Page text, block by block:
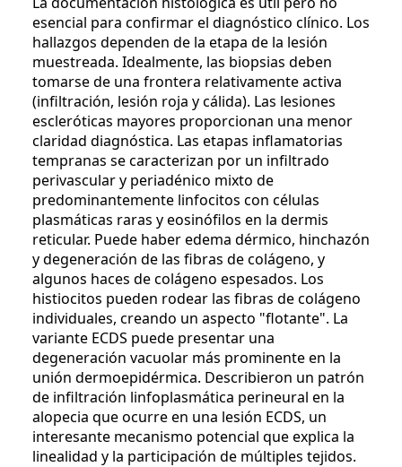
esencial para confirmar el diagnóstico clínico. Los
hallazgos dependen de la etapa de la lesión
muestreada. Idealmente, las biopsias deben
tomarse de una frontera relativamente activa
(infiltración, lesión roja y cálida). Las lesiones
escleróticas mayores proporcionan una menor
claridad diagnóstica. Las etapas inflamatorias
tempranas se caracterizan por un infiltrado
perivascular y periadénico mixto de
predominantemente linfocitos con células
plasmáticas raras y eosinófilos en la dermis
reticular. Puede haber edema dérmico, hinchazón
y degeneración de las fibras de colágeno, y
algunos haces de colágeno espesados. Los
histiocitos pueden rodear las fibras de colágeno
individuales, creando un aspecto "flotante". La
variante ECDS puede presentar una
degeneración vacuolar más prominente en la
unión dermoepidérmica. Describieron un patrón
de infiltración linfoplasmática perineural en la
alopecia que ocurre en una lesión ECDS, un
interesante mecanismo potencial que explica la
linealidad y la participación de múltiples tejidos.